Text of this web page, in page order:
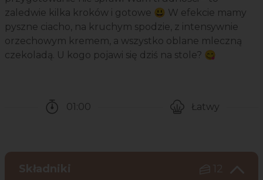
zaledwie kilka kroków i gotowe 😃 W efekcie mamy
pyszne ciacho, na kruchym spodzie, z intensywnie
orzechowym kremem, a wszystko oblane mleczną
czekoladą. U kogo pojawi się dziś na stole? 😋
01:00
Łatwy
Składniki 12